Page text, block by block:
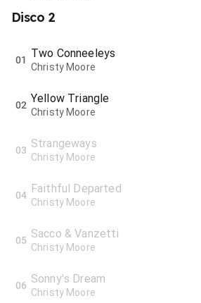
Disco 2
01 Two Conneeleys
Christy Moore
02 Yellow Triangle
Christy Moore
03 Strangeways
Christy Moore
04 Faithful Departed
Christy Moore
05 Sacco & Vanzetti
Christy Moore
06 Sonny's Dream
Christy Moore